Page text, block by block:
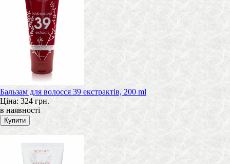
Бальзам для волосся 39 екстрактів, 200 ml
Ціна: 324 грн.
в наявності